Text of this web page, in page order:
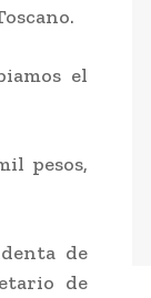
el
pesos,
de
de